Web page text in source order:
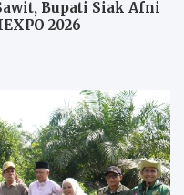
Bupati Siak Afni
2026